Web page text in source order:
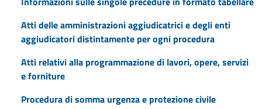
Atti delle amministrazioni aggiudicatrici e degli enti
aggiudicatori distintamente per ogni procedura
Atti relativi alla programmazione di lavori, opere, servizi
e forniture
Procedura di somma urgenza e protezione civile